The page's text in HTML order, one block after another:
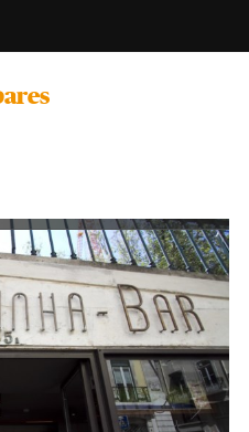
-